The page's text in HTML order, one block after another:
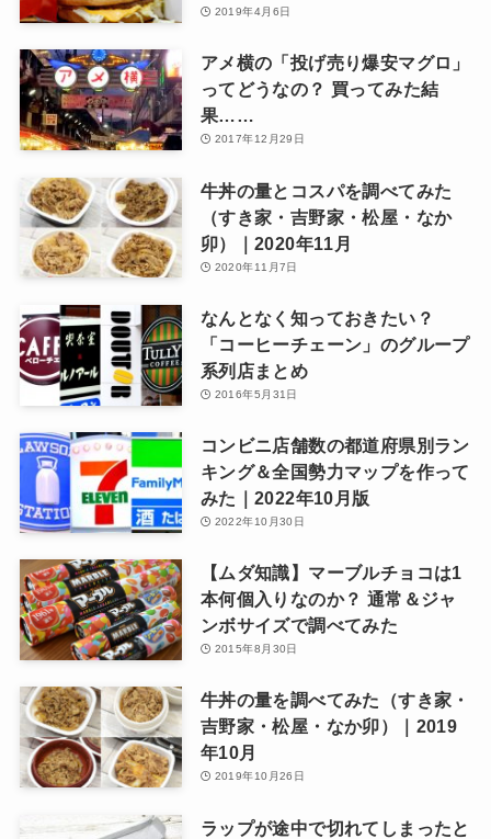
2019年4月6日
アメ横の「投げ売り爆安マグロ」
ってどうなの？ 買ってみた結
果……
2017年12月29日
牛丼の量とコスパを調べてみた
（すき家・吉野家・松屋・なか
卯）｜2020年11月
2020年11月7日
なんとなく知っておきたい？
「コーヒーチェーン」のグループ
系列店まとめ
2016年5月31日
コンビニ店舗数の都道府県別ラン
キング＆全国勢力マップを作って
みた｜2022年10月版
2022年10月30日
【ムダ知識】マーブルチョコは1
本何個入りなのか？ 通常＆ジャ
ンボサイズで調べてみた
2015年8月30日
牛丼の量を調べてみた（すき家・
吉野家・松屋・なか卯）｜2019
年10月
2019年10月26日
ラップが途中で切れてしまったと